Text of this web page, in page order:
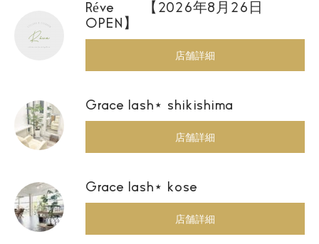
Réve 【2026年8月26日
OPEN】
店舗詳細
Grace lash⋆ shikishima
店舗詳細
Grace lash⋆ kose
店舗詳細